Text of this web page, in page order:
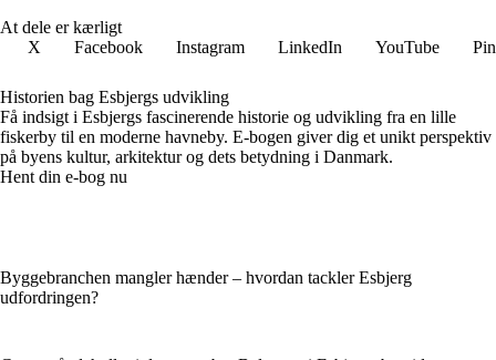
At dele er kærligt
X
Facebook Instagram LinkedIn YouTube
Historien bag Esbjergs udvikling
Få indsigt i Esbjergs fascinerende historie og udvikling fra en lille
fiskerby til en moderne havneby. E-bogen giver dig et unikt perspektiv
på byens kultur, arkitektur og dets betydning i Danmark.
Hent din e-bog nu
Byggebranchen mangler hænder – hvordan tackler Esbjerg
udfordringen?